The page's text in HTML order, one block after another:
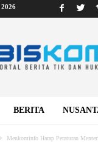
BERITA
Menkominfo Harap Peraturan